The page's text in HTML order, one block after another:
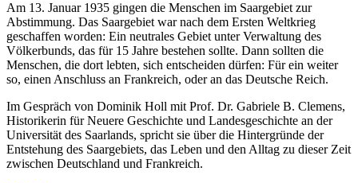
Am 13. Januar 1935 gingen die Menschen im Saargebiet zur
Abstimmung. Das Saargebiet war nach dem Ersten Weltkrieg
geschaffen worden: Ein neutrales Gebiet unter Verwaltung des
Völkerbunds, das für 15 Jahre bestehen sollte. Dann sollten die
Menschen, die dort lebten, sich entscheiden dürfen: Für ein weiter
so, einen Anschluss an Frankreich, oder an das Deutsche Reich.
Im Gespräch von Dominik Holl mit Prof. Dr. Gabriele B. Clemens,
Historikerin für Neuere Geschichte und Landesgeschichte an der
Universität des Saarlands, spricht sie über die Hintergründe der
Entstehung des Saargebiets, das Leben und den Alltag zu dieser Zeit
zwischen Deutschland und Frankreich.